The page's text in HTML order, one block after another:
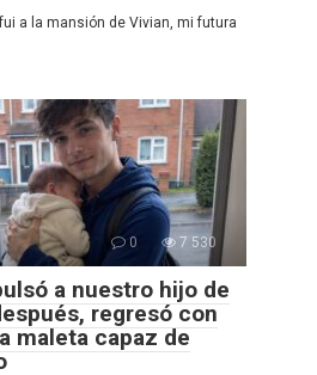
a la mansión de Vivian, mi futura
0 7 530
a nuestro hijo de
regresó con
maleta capaz de